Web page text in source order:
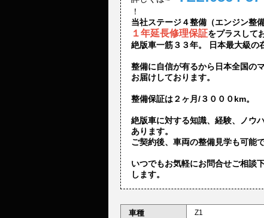
！
当社ステージ４整備（エンジン整
１年延長修理保証をプラスして
絶版車一筋３３年。 日本最大級の
整備に自信が有るから日本全国の
お届けしております。
整備保証は２ヶ月/３０００km。
絶版車に対する知識、経験、ノウ
あります。
ご契約後、車両の整備見学も可能で
いつでもお気軽にお問合せご相談
します。
車種 Z1